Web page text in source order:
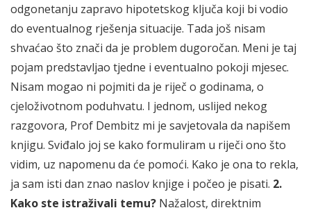
odgonetanju zapravo hipotetskog ključa koji bi vodio
do eventualnog rješenja situacije. Tada još nisam
shvaćao što znači da je problem dugoročan. Meni je taj
pojam predstavljao tjedne i eventualno pokoji mjesec.
Nisam mogao ni pojmiti da je riječ o godinama, o
cjeloživotnom poduhvatu. I jednom, uslijed nekog
razgovora, Prof Dembitz mi je savjetovala da napišem
knjigu. Sviđalo joj se kako formuliram u riječi ono što
vidim, uz napomenu da će pomoći. Kako je ona to rekla,
ja sam isti dan znao naslov knjige i počeo je pisati. 2.
Kako ste istraživali temu? Nažalost, direktnim